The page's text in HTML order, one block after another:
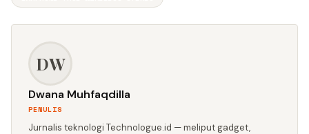
DW
Dwana Muhfaqdilla
PENULIS
Jurnalis teknologi Technologue.id — meliput gadget,